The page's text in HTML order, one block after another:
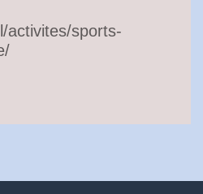
activites/sports-